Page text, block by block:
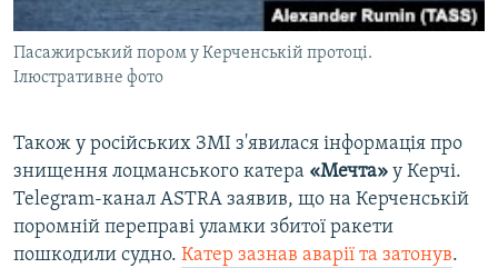
Пасажирський пором у Керченській протоці.
Ілюстративне фото
Також у російських ЗМІ з'явилася інформація про
знищення лоцманського катера «Мечта» у Керчі.
Telegram-канал ASTRA заявив, що на Керченській
поромній переправі уламки збитої ракети
пошкодили судно. Катер зазнав аварії та затонув.